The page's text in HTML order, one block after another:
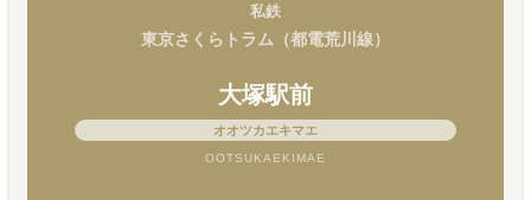
私鉄
東京さくらトラム（都電荒川線）
大塚駅前
オオツカエキマエ
OOTSUKAEKIMAE